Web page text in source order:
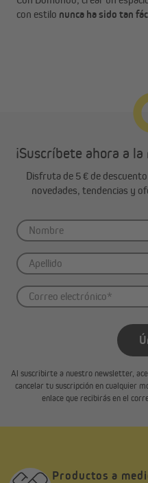
con estilo nunca ha sido tan
¡Suscríbete ahora a
Disfruta de 5 € de
novedades, tendencias y
Al suscribirte a nuestro newsletter,
cancelar tu suscripción en cualquier
enlace que recibirás en el
Productos a